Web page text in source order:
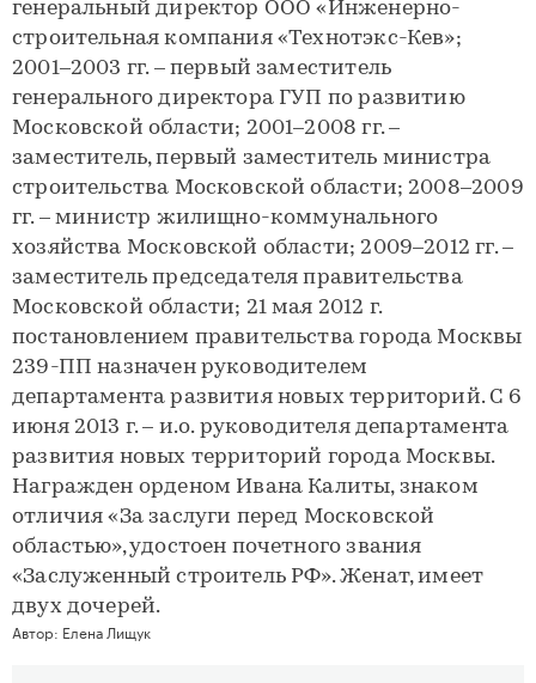
генеральный директор ООО «Инженерно-
строительная компания «Технотэкс-Кев»;
2001–2003 гг. – первый заместитель
генерального директора ГУП по развитию
Московской области; 2001–2008 гг. –
заместитель, первый заместитель министра
строительства Московской области; 2008–2009
гг. – министр жилищно-коммунального
хозяйства Московской области; 2009–2012 гг. –
заместитель председателя правительства
Московской области; 21 мая 2012 г.
постановлением правительства города Москвы
239-ПП назначен руководителем
департамента развития новых территорий. С 6
июня 2013 г. – и.о. руководителя департамента
развития новых территорий города Москвы.
Награжден орденом Ивана Калиты, знаком
отличия «За заслуги перед Московской
областью», удостоен почетного звания
«Заслуженный строитель РФ». Женат, имеет
двух дочерей.
Автор: Елена Лищук